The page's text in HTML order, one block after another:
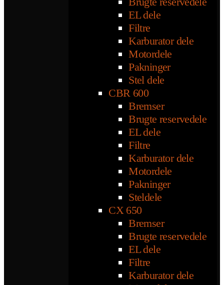
EL dele
Filtre
Karburator dele
Motordele
Pakninger
Stel dele
CBR 600
Bremser
Brugte reservedele
EL dele
Filtre
Karburator dele
Motordele
Pakninger
Steldele
CX 650
Bremser
Brugte reservedele
EL dele
Filtre
Karburator dele